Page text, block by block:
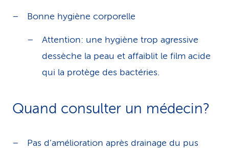
Bonne hygiène corporelle
Attention: une hygiène trop agressive
dessèche la peau et affaiblit le film acide
qui la protège des bactéries.
Quand consulter un médecin?
Pas d’amélioration après drainage du pus